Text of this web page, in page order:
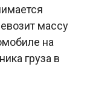
массу
на
груза в